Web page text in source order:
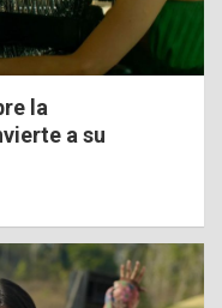
la
a su